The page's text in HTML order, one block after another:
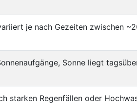
je nach Gezeiten zwischen
Sonne liegt
starken Regenfällen oder